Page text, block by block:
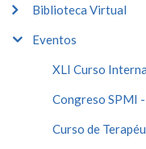
Biblioteca Virtual
Eventos
XLI Curso
Congreso SPMI
Curso de